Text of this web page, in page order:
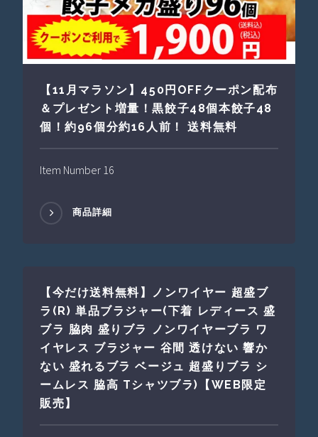
【11月マラソン】450円OFFクーポン配布
＆プレゼント増量！黒餃子48個本餃子48
個！約96個分約16人前！ 送料無料
Item Number 16
商品詳細
【今だけ送料無料】ノンワイヤー 超盛ブ
ラ(R) 単品ブラジャー(下着 レディース 盛
ブラ 脇肉 盛りブラ ノンワイヤーブラ ワ
イヤレス ブラジャー 谷間 透けない 響か
ない 盛れるブラ ベージュ 超盛りブラ シ
ームレス 脇高 Tシャツブラ)【WEB限定
販売】